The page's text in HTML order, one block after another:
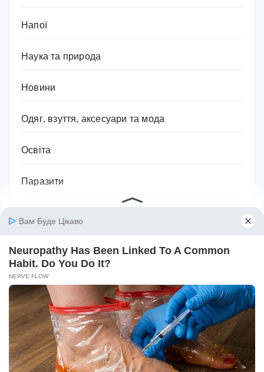
Напої
Наука та природа
Новини
Одяг, взуття, аксесуари та мода
Освіта
Паразити
Побутова техніка
Подарунки
Подорожі
Політика
Поради та лайфхаки